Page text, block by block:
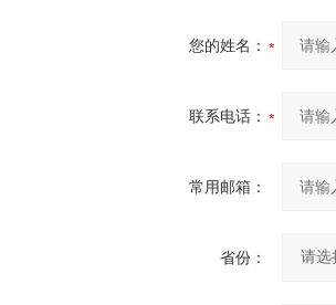
您的姓名：
联系电话：
常用邮箱：
省份：